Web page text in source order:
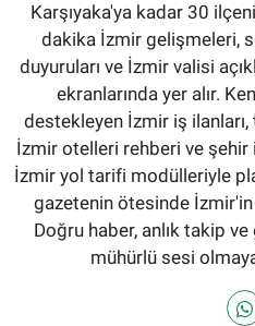
Karşıyaka'ya kadar 30
dakika İzmir gelişmeleri,
duyuruları ve İzmir valisi
ekranlarında yer alır.
destekleyen İzmir iş
İzmir otelleri rehberi ve şehir
İzmir yol tarifi modülleriyle
gazetenin ötesinde
Doğru haber, anlık takip
mühürlü sesi